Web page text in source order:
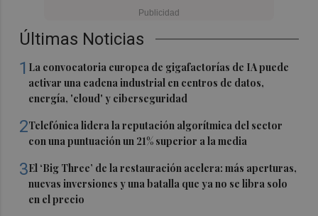
Últimas Noticias
1 La convocatoria europea de gigafactorías de IA puede
activar una cadena industrial en centros de datos,
energía, 'cloud' y ciberseguridad
2Telefónica lidera la reputación algorítmica del sector
con una puntuación un 21% superior a la media
3El ‘Big Three’ de la restauración acelera: más aperturas,
nuevas inversiones y una batalla que ya no se libra solo
en el precio